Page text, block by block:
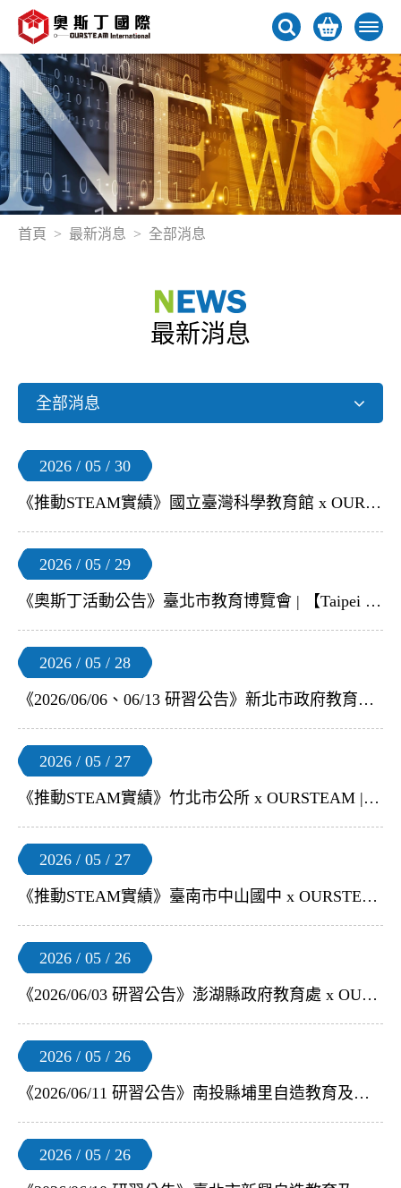
首頁 最新消息 全部消息
最新消息
全部消息
2026 / 05 / 30
《推動STEAM實績》國立臺灣科學教育館 x OURSTEAM | 【【2026年AI START ! 無人機足球公開賽】賽前培訓工作坊 】
2026 / 05 / 29
《奧斯丁活動公告》臺北市教育博覽會 | 【Taipei ON！Learning ON！學習不設限】無人機足球體驗
2026 / 05 / 28
《2026/06/06、06/13 研習公告》新北市政府教育局 x OURSTEAM | 【無人機足球師生培訓暨人才培育】教師研習
2026 / 05 / 27
《推動STEAM實績》竹北市公所 x OURSTEAM | 【無人機足球親子活動】
2026 / 05 / 27
《推動STEAM實績》臺南市中山國中 x OURSTEAM | 【無人機足球競速版社團課】
2026 / 05 / 26
《2026/06/03 研習公告》澎湖縣政府教育處 x OURSTEAM | 【S4A 無人機足球飛控組裝體驗】教師研習
2026 / 05 / 26
《2026/06/11 研習公告》南投縣埔里自造教育及科技中心 x OURSTEAM | 【足球無人機動力與操控應用培訓-以無刷馬達球機為例】教師研習
2026 / 05 / 26